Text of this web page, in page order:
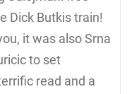
Dick Butkis train!
it was also Srna
to set
read and a